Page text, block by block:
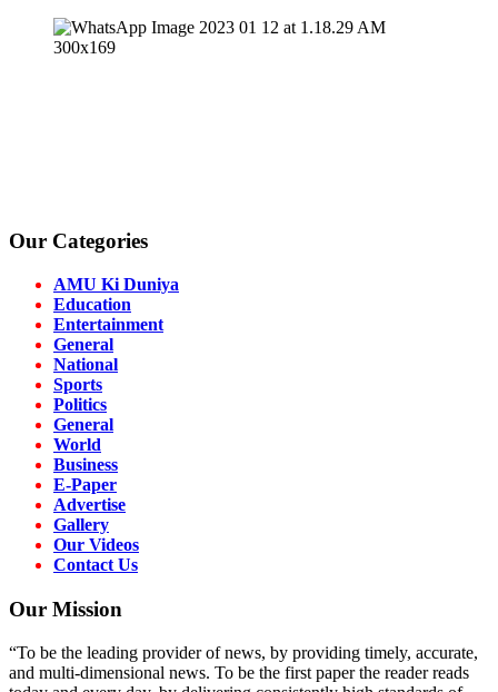
Our Categories
AMU Ki Duniya
Education
Entertainment
General
National
Sports
Politics
General
World
Business
E-Paper
Advertise
Gallery
Our Videos
Contact Us
Our Mission
“To be the leading provider of news, by providing timely, accurate,
and multi-dimensional news. To be the first paper the reader reads